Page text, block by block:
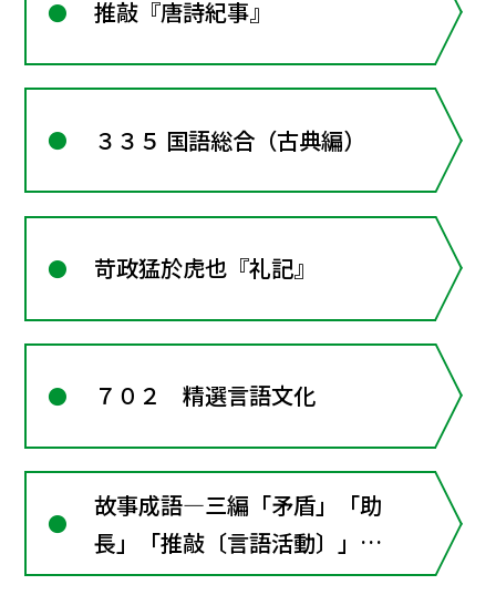
推敲『唐詩紀事』
３３５ 国語総合（古典編）
苛政猛於虎也『礼記』
７０２ 精選言語文化
故事成語―三編「矛盾」「助
長」「推敲〔言語活動〕」漢
文の窓１･･･韓非子の寓話の